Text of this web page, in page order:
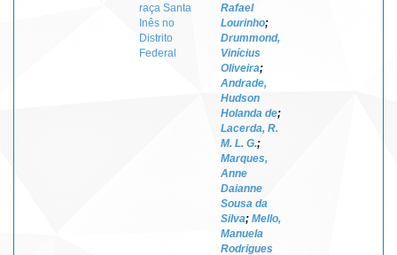
raça Santa
Inês no
Distrito
Federal
Rafael
Lourinho;
Drummond,
Vinícius
Oliveira;
Andrade,
Hudson
Holanda de;
Lacerda, R.
M. L. G.;
Marques,
Anne
Daianne
Sousa da
Silva; Mello,
Manuela
Rodrigues